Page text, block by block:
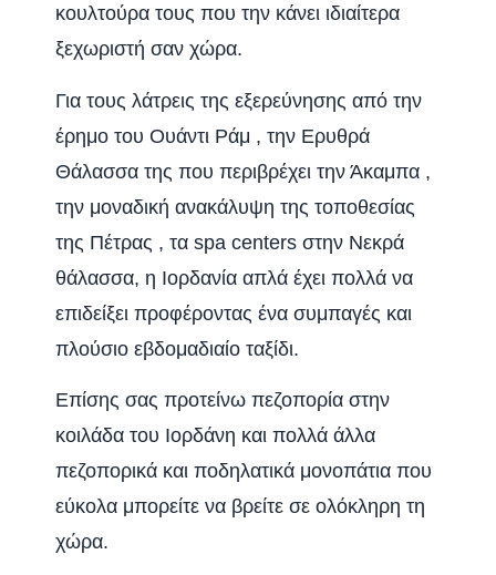
κουλτούρα τους που την κάνει ιδιαίτερα
ξεχωριστή σαν χώρα.
Για τους λάτρεις της εξερεύνησης από την
έρημο του Ουάντι Ράμ , την Ερυθρά
Θάλασσα της που περιβρέχει την Άκαμπα ,
την μοναδική ανακάλυψη της τοποθεσίας
της Πέτρας , τα spa centers στην Νεκρά
θάλασσα, η Ιορδανία απλά έχει πολλά να
επιδείξει προφέροντας ένα συμπαγές και
πλούσιο εβδομαδιαίο ταξίδι.
Επίσης σας προτείνω πεζοπορία στην
κοιλάδα του Ιορδάνη και πολλά άλλα
πεζοπορικά και ποδηλατικά μονοπάτια που
εύκολα μπορείτε να βρείτε σε ολόκληρη τη
χώρα.